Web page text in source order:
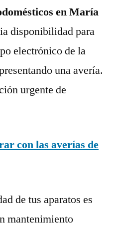
en María
disponibilidad para
electrónico de la
una avería.
urgente de
con las averías de
de tus aparatos es
mantenimiento